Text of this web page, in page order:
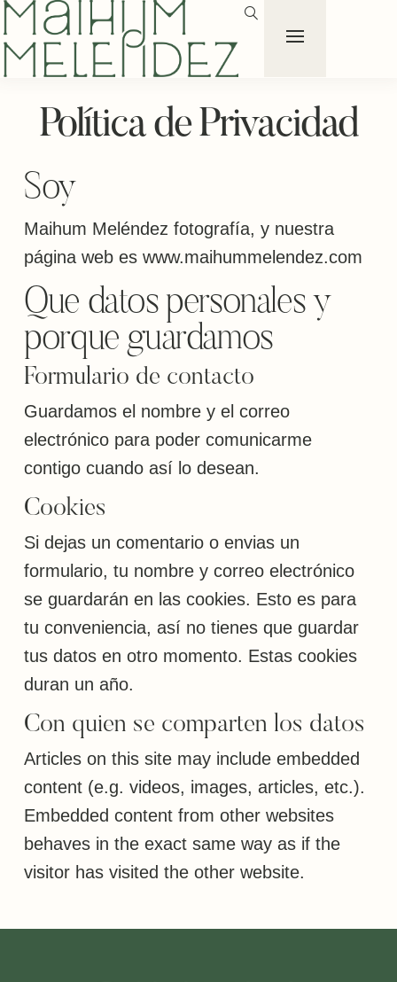
Política de Privacidad
Soy
Maihum Meléndez fotografía, y nuestra
página web es www.maihummelendez.com
Que datos personales y
porque guardamos
Formulario de contacto
Guardamos el nombre y el correo
electrónico para poder comunicarme
contigo cuando así lo desean.
Cookies
Si dejas un comentario o envias un
formulario, tu nombre y correo electrónico
se guardarán en las cookies. Esto es para
tu conveniencia, así no tienes que guardar
tus datos en otro momento. Estas cookies
duran un año.
Con quien se comparten los datos
Articles on this site may include embedded
content (e.g. videos, images, articles, etc.).
Embedded content from other websites
behaves in the exact same way as if the
visitor has visited the other website.